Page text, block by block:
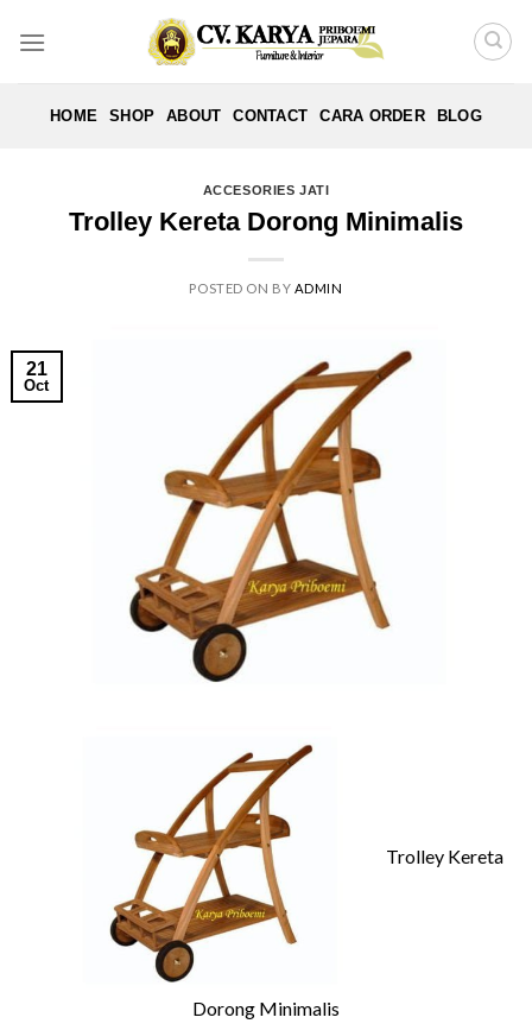
HOME SHOP ABOUT CONTACT CARA ORDER BLOG
ACCESORIES JATI
Trolley Kereta Dorong Minimalis
POSTED ON BY ADMIN
21
Oct
Trolley Kereta
Dorong Minimalis